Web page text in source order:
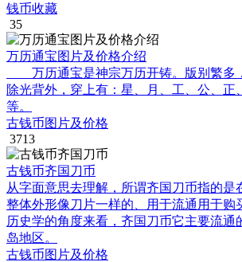
钱币收藏
35
万历通宝图片及价格介绍
万历通宝是神宗万历开铸。版别繁多
除光背外，穿上有：星、月、工、公、正
等。
古钱币图片及价格
3713
古钱币齐国刀币
从字面意思去理解，所谓齐国刀币指的是
整体外形像刀片一样的、用于流通用于购
历史学的角度来看，齐国刀币它主要流通
岛地区。
古钱币图片及价格